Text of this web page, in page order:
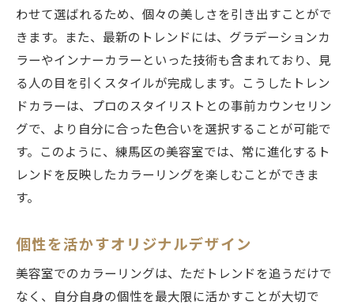
わせて選ばれるため、個々の美しさを引き出すことがで
きます。また、最新のトレンドには、グラデーションカ
ラーやインナーカラーといった技術も含まれており、見
る人の目を引くスタイルが完成します。こうしたトレン
ドカラーは、プロのスタイリストとの事前カウンセリン
グで、より自分に合った色合いを選択することが可能で
す。このように、練馬区の美容室では、常に進化するト
レンドを反映したカラーリングを楽しむことができま
す。
個性を活かすオリジナルデザイン
美容室でのカラーリングは、ただトレンドを追うだけで
なく、自分自身の個性を最大限に活かすことが大切で